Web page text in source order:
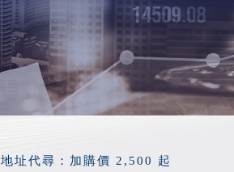
地址代尋：加購價 2,500 起